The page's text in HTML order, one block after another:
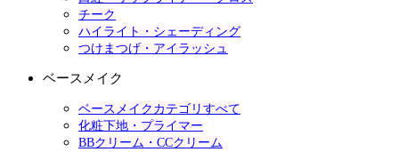
チーク
ハイライト・シェーディング
つけまつげ・アイラッシュ
ベースメイク
ベースメイクカテゴリすべて
化粧下地・プライマー
BBクリーム・CCクリーム